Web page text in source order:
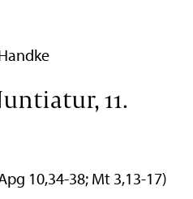
11.
10,34-38; Mt 3,13-17)